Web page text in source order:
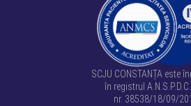
SCJU CONSTANȚA este
în registrul
nr. 38538/18/09/